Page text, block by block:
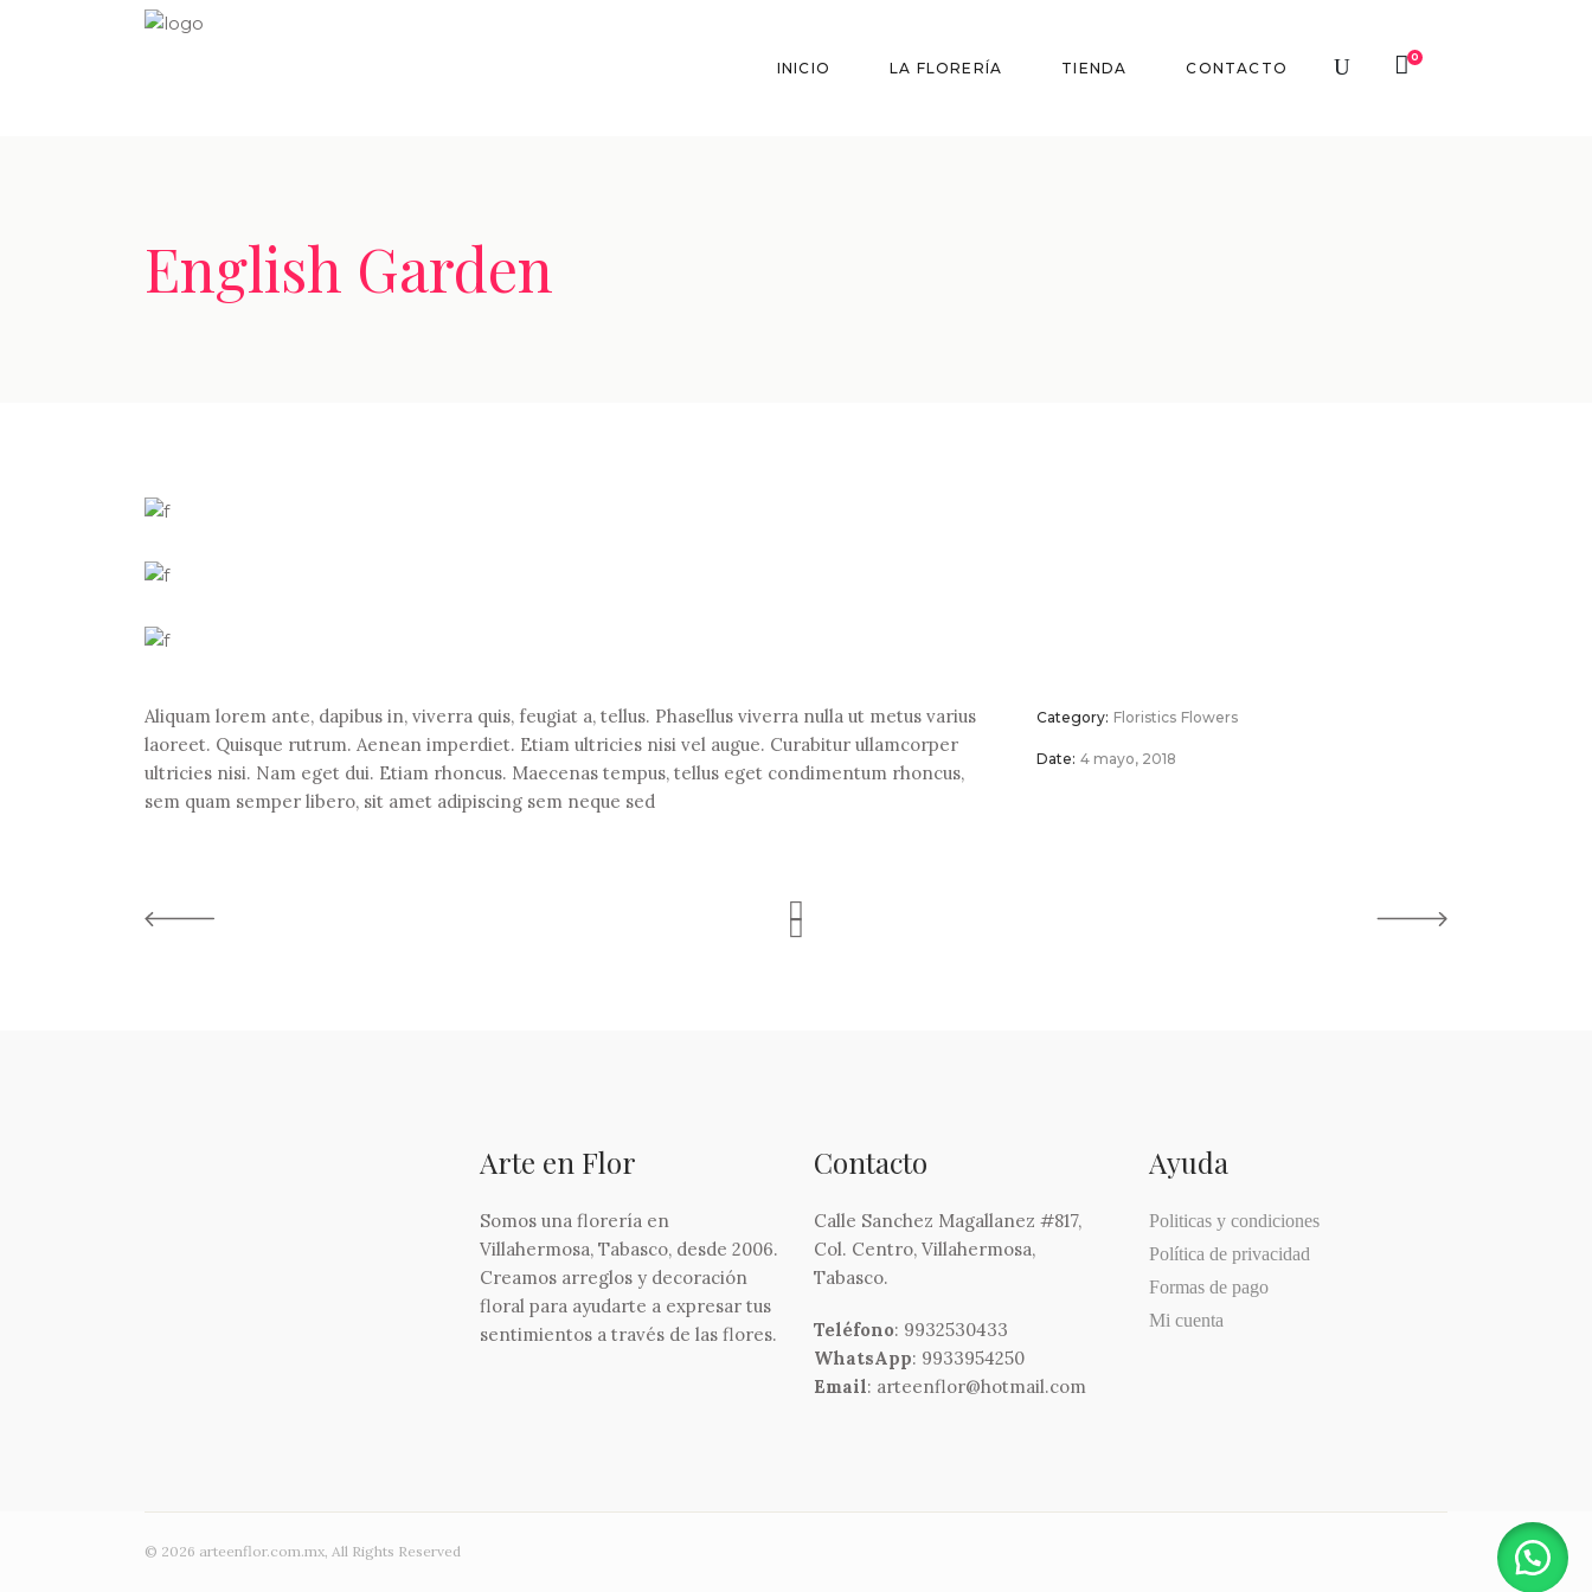
INICIO LA FLORERÍA TIENDA CONTACTO
0
English Garden
Aliquam lorem ante, dapibus in, viverra quis, feugiat a, tellus. Phasellus viverra nulla ut metus varius
laoreet. Quisque rutrum. Aenean imperdiet. Etiam ultricies nisi vel augue. Curabitur ullamcorper
ultricies nisi. Nam eget dui. Etiam rhoncus. Maecenas tempus, tellus eget condimentum rhoncus,
sem quam semper libero, sit amet adipiscing sem neque sed
Category: Floristics Flowers
Date: 4 mayo, 2018
Arte en Flor
Somos una florería en
Villahermosa, Tabasco, desde 2006.
Creamos arreglos y decoración
floral para ayudarte a expresar tus
sentimientos a través de las flores.
Contacto
Calle Sanchez Magallanez #817,
Col. Centro, Villahermosa,
Tabasco.
Teléfono: 9932530433
WhatsApp: 9933954250
Email: arteenflor@hotmail.com
Ayuda
Politicas y condiciones
Política de privacidad
Formas de pago
Mi cuenta
© 2026 arteenflor.com.mx, All Rights Reserved